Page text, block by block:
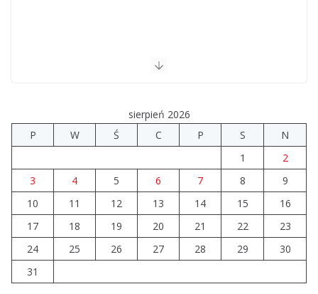
sierpień 2026
P
W Ś C P S
N
1
2
3
4 5 6 7 8
9
10
11 12 13 14 15
16
17
18 19 20 21 22
23
24
25 26 27 28 29
30
31